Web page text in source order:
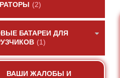
(2)
БАТАРЕИ ДЛЯ
(1)
ВАШИ ЖАЛОБЫ И